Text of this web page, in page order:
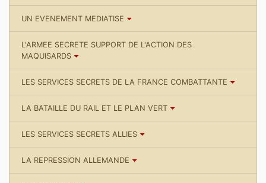
UN EVENEMENT MEDIATISE
L'ARMEE SECRETE SUPPORT DE L'ACTION DES
MAQUISARDS
LES SERVICES SECRETS DE LA FRANCE COMBATTANTE
LA BATAILLE DU RAIL ET LE PLAN VERT
LES SERVICES SECRETS ALLIES
LA REPRESSION ALLEMANDE